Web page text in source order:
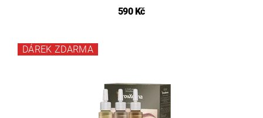
590 Kč
DÁREK ZDARMA